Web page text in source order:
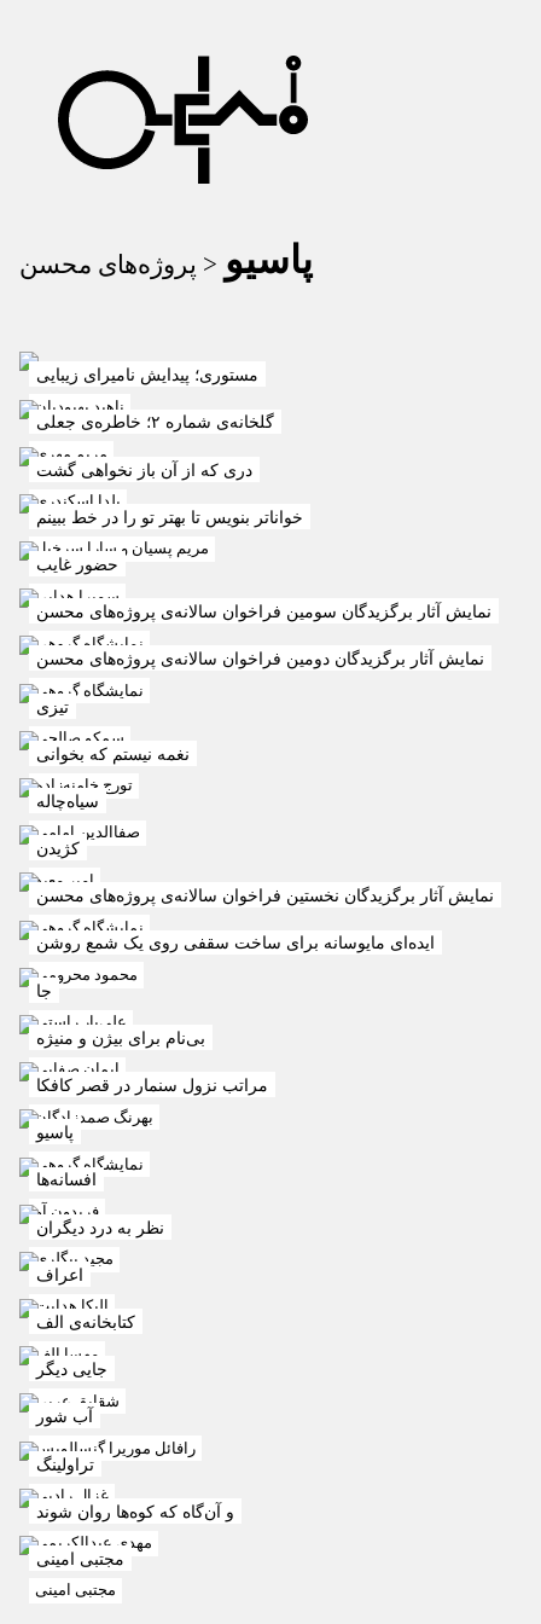
پروژه‌های محسن > پاسیو
مستوری؛ پیدایش نامیرای زیبایی
ناهید بهبودیان
گلخانه‌ی شماره ۲؛ خاطره‌ی جعلی
مریم مهری
دری که از آن باز نخواهی گشت
یلدا اسکندری
خواناتر بنویس تا بهتر تو را در خط ببینم
مريم پسيان و سارا سرخيل
حضور غایب
سمیرا هدایی
نمایش آثار برگزیدگان سومین فراخوان سالانه‌ی پروژه‌های محسن
نمایشگاه گروهی
نمایش آثار برگزیدگان دومین فراخوان سالانه‌ی پروژه‌های محسن
نمایشگاه گروهی
تیزی
سمکو صالحی
نغمه نیستم که بخوانی
تورج خامنه‌زاده
سیاه‌چاله
صفاالدین امامی
کژیدن
امیر معبد
نمایش آثار برگزیدگان نخستین فراخوان سالانه‌ی پروژه‌های محسن
نمایشگاه گروهی
ایده‌ای مایوسانه برای ساخت سقفی روی یک شمع روشن
محمود محرومی
جا
علی‌یار راستی
بی‌نام برای بیژن و منیژه
ایمان صفایی
مراتب نزول سنمار در قصر کافکا
بهرنگ صمدزادگان
پاسیو
نمایشگاه گروهی
افسانه‌ها
فریدون آو
نظر به درد دیگران
مجید بیگلری
اعراف
الیکا هدایت
کتابخانه‌ی الف
مهسا الف
جایی دیگر
شقایق عربی
آب شور
رافائل موریرا گنسالویس
تراولینگ
غزال رادپی
و آن‌گاه که کوه‌ها روان شوند
مهدی عبدالکریمی
مجتبی امینی
مجتبی امینی